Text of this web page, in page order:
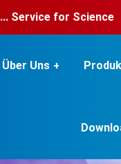
... Service for Science
Über Uns